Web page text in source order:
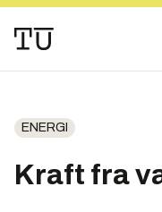
ENERGI
Kraft fra